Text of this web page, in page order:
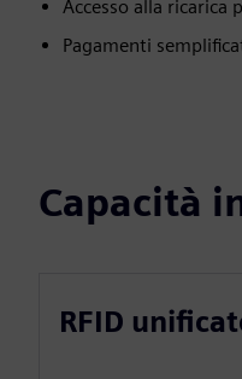
Accesso alla ricarica
Pagamenti
Capacità
RFID